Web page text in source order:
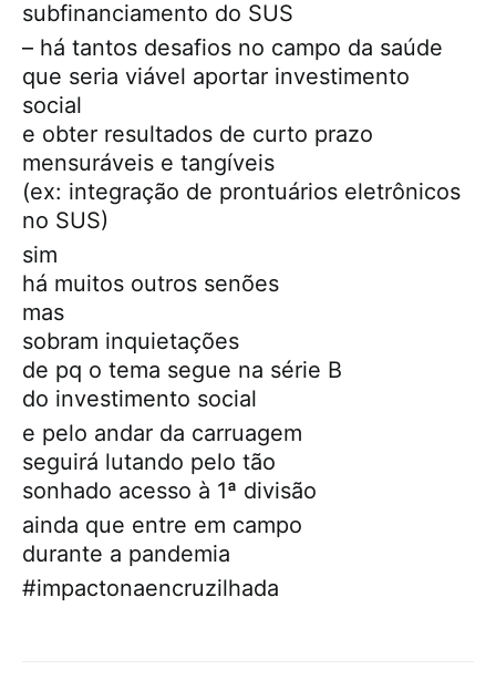
subfinanciamento do SUS
– há tantos desafios no campo da saúde
que seria viável aportar investimento
social
e obter resultados de curto prazo
mensuráveis e tangíveis
(ex: integração de prontuários eletrônicos
no SUS)
sim
há muitos outros senões
mas
sobram inquietações
de pq o tema segue na série B
do investimento social
e pelo andar da carruagem
seguirá lutando pelo tão
sonhado acesso à 1ª divisão
ainda que entre em campo
durante a pandemia
#impactonaencruzilhada